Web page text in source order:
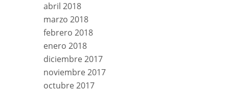
abril 2018
marzo 2018
febrero 2018
enero 2018
diciembre 2017
noviembre 2017
octubre 2017